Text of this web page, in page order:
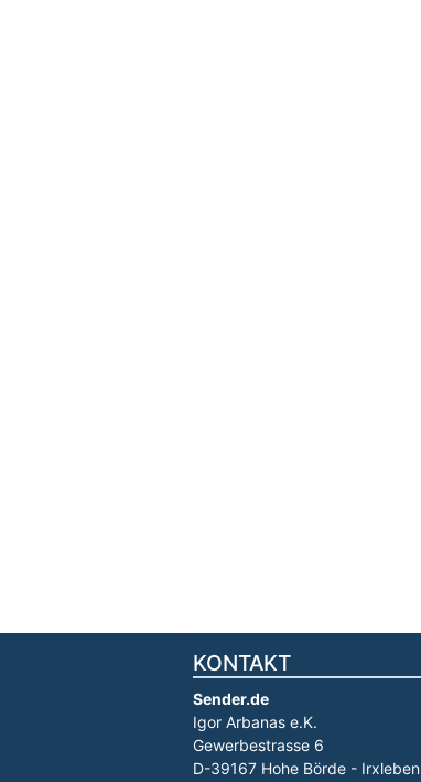
KONTAKT
Sender.de
Igor Arbanas e.K.
Gewerbestrasse 6
D-39167 Hohe Börde - Irxleben